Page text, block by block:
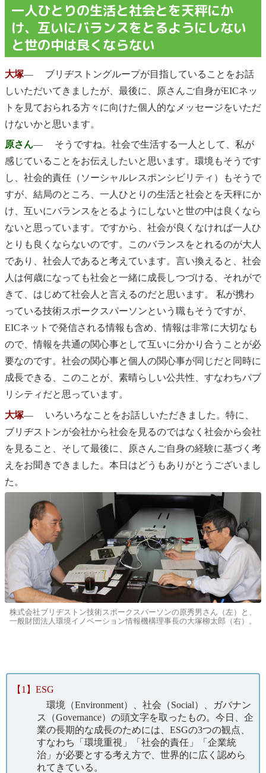
一人ひとりの生活と社会とを天秤にか
け、互いにバランスをとるようにしない
と世の中は良くならない
大塚― ブリヂストングループが目指していることをお話
しいただいてきましたが、最後に、原さんご自身がEICネッ
トを見ておられる方々に向けた個人的なメッセージをいただ
けないかと思います。
原さん― そうですね。社会で生活する一人として、私が
感じていることをお伝えしたいと思います。環境もそうです
し、社会的責任（ソーシャルレスポンシビリティ）もそうで
すが、結局のところ、一人ひとりの生活と社会とを天秤にか
け、互いにバランスをとるようにしないと世の中は良くなら
ないと思っています。ですから、社会が良くなければ一人ひ
とりも良くならないのです。このバランスをとれるのが大人
であり、社会人であると考えています。言い換えると、社会
人は何歳になっても社会と一緒に成長しつづける、それがで
きて、はじめて社会人と言えるのだと思います。 私が携わ
っている技術スポークスパーソンという職もそうですが、
EICネットで発信される情報も含め、情報は非常に大切なも
ので、情報を共通の関心事として互いに分かり合うことが必
要なのです。社会の関心事と個人の関心事が同じだと同時に
成長できる、このことが、素晴らしい公共性、すなわちパブ
リシティだと思っています。
大塚― いろいろなことをお話しいただきました。特に、
ブリヂストンが会社から社会を見るのではなく社会から会社
を見ること、そして最後に、原さんご自身の経験に基づく考
えをお聞きできました。本日はどうもありがとうございまし
た。
株式会社ブリヂストン技術スポークスパーソンの原秀男さん（左）と、
一般財団法人環境イノベーション情報機構理事長の大塚柳太郎（右）。
【1】ESG
環境（Environment）、社会（Social）、ガバナン
ス（Governance）の頭文字を取ったもの。今日、企
業の長期的な成長のためには、ESGの3つの観点、
すなわち「環境重視」「社会的責任」「企業統
治」が必要とする考え方で、世界的に広く認めら
れてきている。